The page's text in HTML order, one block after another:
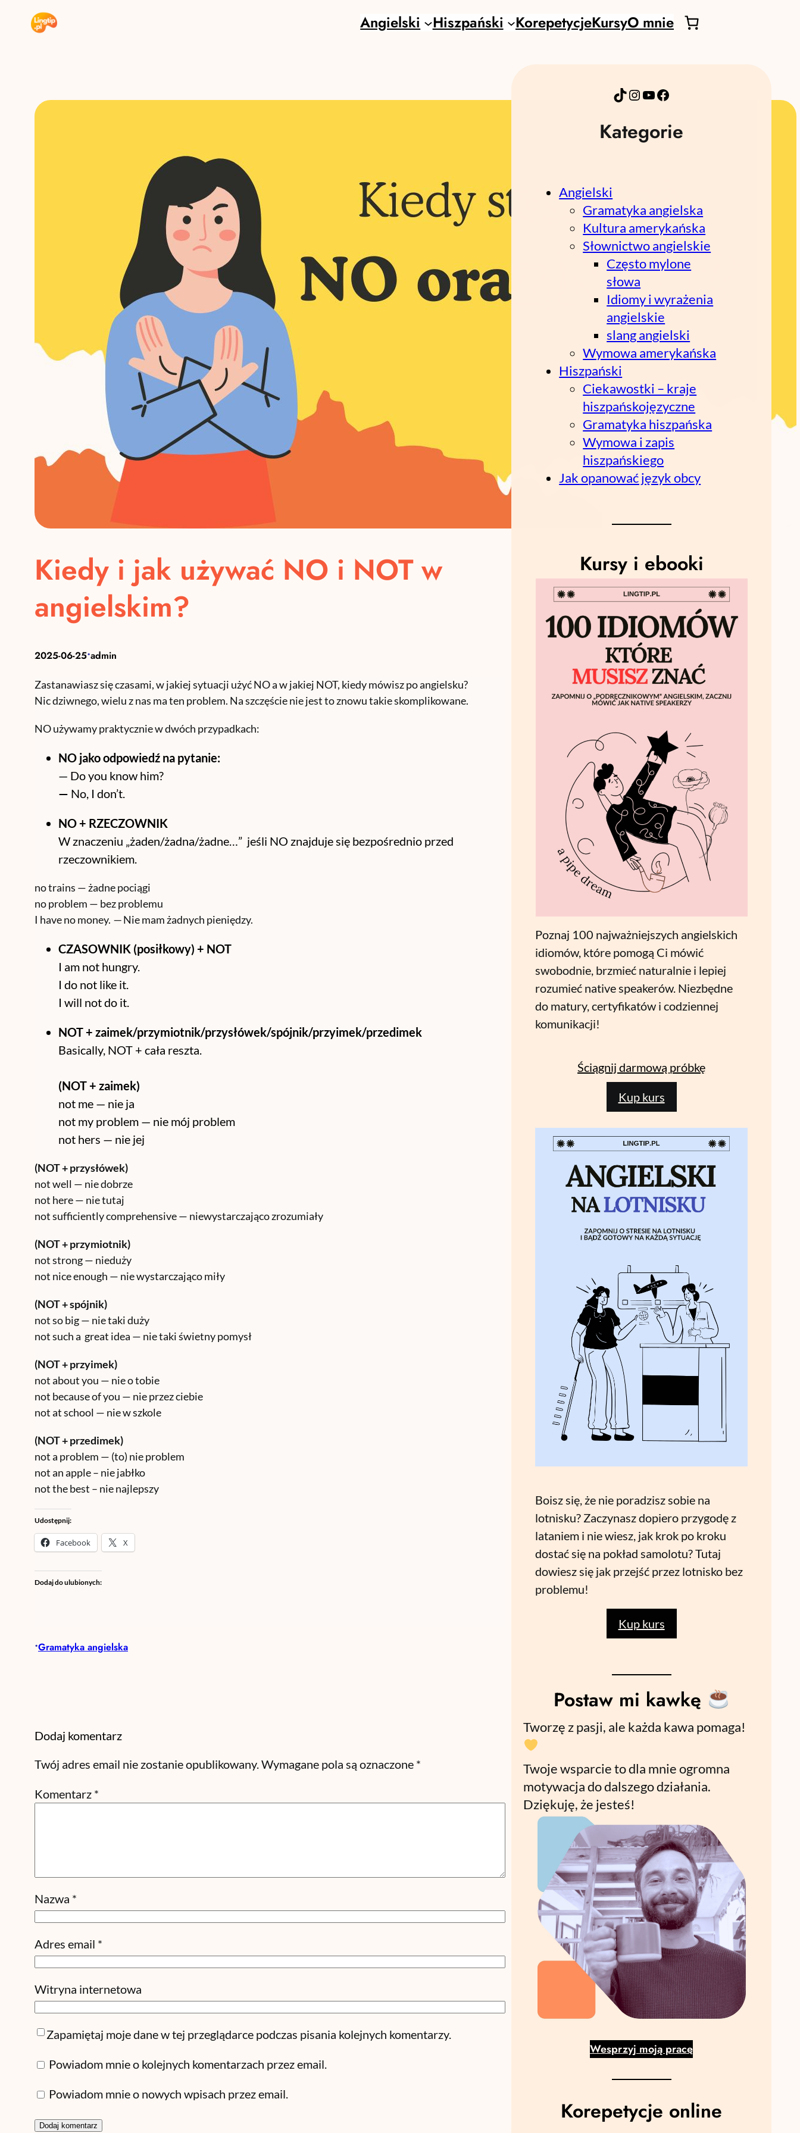
Przejdź
Angielski Hiszpański KorepetycjeKursyO mnie
Kiedy i jak używać NO i NOT w
angielskim?
2025-06-25•admin
Zastanawiasz się czasami, w jakiej sytuacji użyć NO a w jakiej NOT, kiedy mówisz po angielsku?
Nic dziwnego, wielu z nas ma ten problem. Na szczęście nie jest to znowu takie skomplikowane.
NO używamy praktycznie w dwóch przypadkach:
NO jako odpowiedź na pytanie:
— Do you know him?
— No, I don’t.
NO + RZECZOWNIK
W znaczeniu „żaden/żadna/żadne…” jeśli NO znajduje się bezpośrednio przed
rzeczownikiem.
no trains — żadne pociągi
no problem — bez problemu
I have no money. —Nie mam żadnych pieniędzy.
CZASOWNIK (posiłkowy) + NOT
I am not hungry.
I do not like it.
I will not do it.
NOT + zaimek/przymiotnik/przysłówek/spójnik/przyimek/przedimek
Basically, NOT + cała reszta.
(NOT + zaimek)
not me — nie ja
not my problem — nie mój problem
not hers — nie jej
(NOT + przysłówek)
not well — nie dobrze
not here — nie tutaj
not sufficiently comprehensive — niewystarczająco zrozumiały
(NOT + przymiotnik)
not strong — nieduży
not nice enough — nie wystarczająco miły
(NOT + spójnik)
not so big — nie taki duży
not such a great idea — nie taki świetny pomysł
(NOT + przyimek)
not about you — nie o tobie
not because of you — nie przez ciebie
not at school — nie w szkole
(NOT + przedimek)
not a problem — (to) nie problem
not an apple – nie jabłko
not the best – nie najlepszy
Udostępnij:
Facebook X
Dodaj do ulubionych:
•Gramatyka angielska
Dodaj komentarz
Twój adres email nie zostanie opublikowany.Wymagane pola są oznaczone *
Komentarz *
Nazwa *
Adres email *
Witryna internetowa
Zapamiętaj moje dane w tej przeglądarce podczas pisania kolejnych komentarzy.
Powiadom mnie o kolejnych komentarzach przez email.
Powiadom mnie o nowych wpisach przez email.
TikTok Instagram YouTube Facebook
Kategorie
Angielski
Gramatyka angielska
Kultura amerykańska
Słownictwo angielskie
Często mylone
słowa
Idiomy i wyrażenia
angielskie
slang angielski
Wymowa amerykańska
Hiszpański
Ciekawostki – kraje
hiszpańskojęzyczne
Gramatyka hiszpańska
Wymowa i zapis
hiszpańskiego
Jak opanować język obcy
Kursy i ebooki
Poznaj 100 najważniejszych angielskich
idiomów, które pomogą Ci mówić
swobodnie, brzmieć naturalnie i lepiej
rozumieć native speakerów. Niezbędne
do matury, certyfikatów i codziennej
komunikacji!
Ściągnij darmową próbkę
Kup kurs
Boisz się, że nie poradzisz sobie na
lotnisku? Zaczynasz dopiero przygodę z
lataniem i nie wiesz, jak krok po kroku
dostać się na pokład samolotu? Tutaj
dowiesz się jak przejść przez lotnisko bez
problemu!
Kup kurs
Postaw mi kawkę
Tworzę z pasji, ale każda kawa pomaga!
Twoje wsparcie to dla mnie ogromna
motywacja do dalszego działania.
Dziękuję, że jesteś!
Wesprzyj moją pracę
Korepetycje online